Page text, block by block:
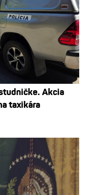
Akcia
taxikára